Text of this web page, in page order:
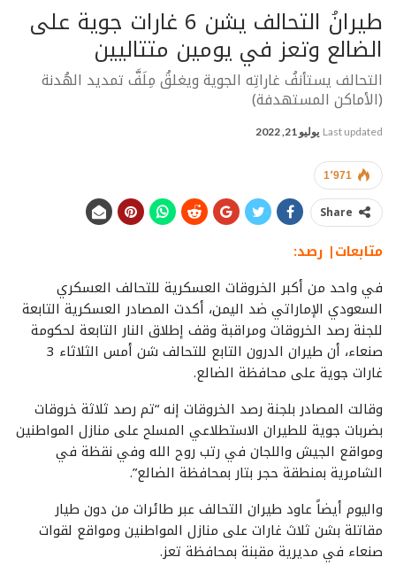
طيرانُ التحالف يشن 6 غارات جوية على
الضالع وتعز في يومين متتاليين
التحالف يستأنفُ غاراتِه الجوية ويغلقُ مِلَفَّ تمديد الهُدنة
(الأماكن المستهدفة)
Last updated يوليو 21, 2022
1٬971
Share
متابعات| رصد:
في واحد من أكبر الخروقات العسكرية للتحالف العسكري
السعودي الإماراتي ضد اليمن، أكدت المصادر العسكرية التابعة
للجنة رصد الخروقات ومراقبة وقف إطلاق النار التابعة لحكومة
صنعاء، أن طيران الدرون التابع للتحالف شن أمس الثلاثاء 3
غارات جوية على محافظة الضالع.
وقالت المصادر بلجنة رصد الخروقات إنه “تم رصد ثلاثة خروقات
بضربات جوية للطيران الاستطلاعي المسلح على منازل المواطنين
ومواقع الجيش واللجان في رتب روح الله وفي نقظة في
الشامرية بمنطقة حجر بتار بمحافظة الضالع”.
واليوم أيضاً عاود طيران التحالف عبر طائرات من دون طيار
مقاتلة بشن ثلاث غارات على منازل المواطنين ومواقع لقوات
صنعاء في مديرية مقبنة بمحافظة تعز.